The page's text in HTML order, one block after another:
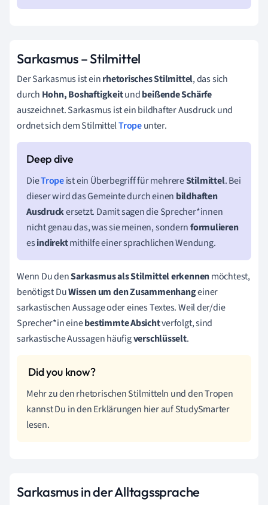
Sarkasmus – Stilmittel
Der Sarkasmus ist einrhetorisches Stilmittel, das sich
durch Hohn, Boshaftigkeitundbeißende Schärfe
auszeichnet. Sarkasmus ist ein bildhafter Ausdruck und
ordnet sich dem StilmittelTropeunter.
DieTropeist ein Überbegriff für mehrereStilmittel. Bei
dieser wird das Gemeinte durch einen bildhaften
Ausdruckersetzt. Damit sagen die Sprecher*innen
nicht genau das, was sie meinen, sondernformulieren
esindirektmithilfe einer sprachlichen Wendung.
Wenn Du denSarkasmus als Stilmittel erkennenmöchtest,
benötigst DuWissen um den Zusammenhangeiner
sarkastischen Aussage oder eines Textes. Weil der/die
Sprecher*in einebestimmte Absichtverfolgt, sind
sarkastische Aussagen häufigverschlüsselt.
Mehr zu den rhetorischen Stilmitteln und den Tropen
kannst Du in den Erklärungen hier auf StudySmarter
lesen.
Sarkasmus in der Alltagssprache